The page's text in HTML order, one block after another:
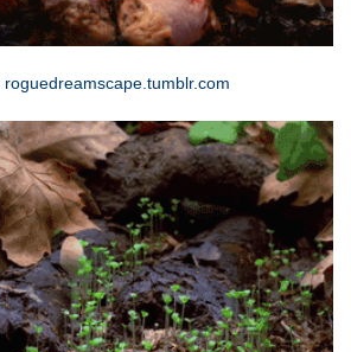
roguedreamscape.tumblr.com